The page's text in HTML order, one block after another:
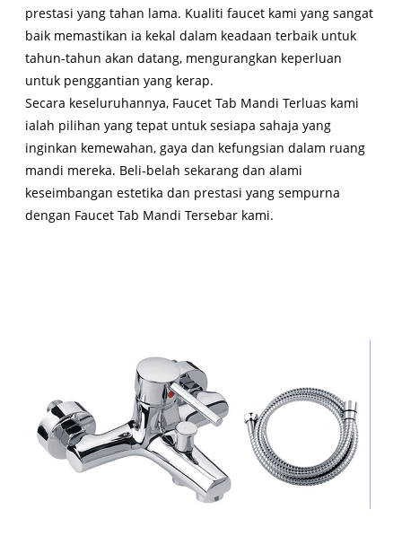
prestasi yang tahan lama. Kualiti faucet kami yang sangat
baik memastikan ia kekal dalam keadaan terbaik untuk
tahun-tahun akan datang, mengurangkan keperluan
untuk penggantian yang kerap.
Secara keseluruhannya, Faucet Tab Mandi Terluas kami
ialah pilihan yang tepat untuk sesiapa sahaja yang
inginkan kemewahan, gaya dan kefungsian dalam ruang
mandi mereka. Beli-belah sekarang dan alami
keseimbangan estetika dan prestasi yang sempurna
dengan Faucet Tab Mandi Tersebar kami.